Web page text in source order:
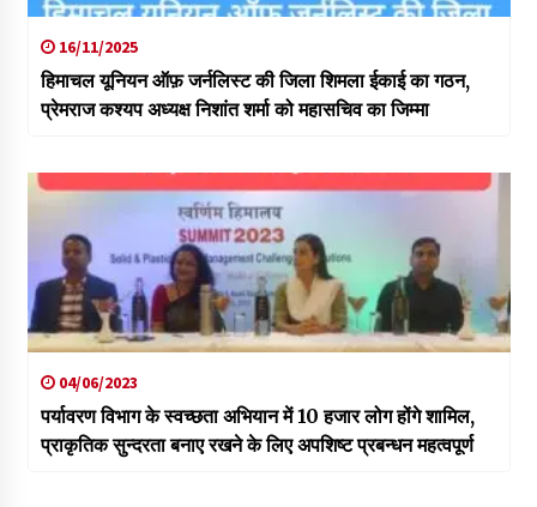
16/11/2025
हिमाचल यूनियन ऑफ़ जर्नलिस्ट की जिला शिमला ईकाई का गठन,
प्रेमराज कश्यप अध्यक्ष निशांत शर्मा को महासचिव का जिम्मा
04/06/2023
पर्यावरण विभाग के स्वच्छता अभियान में 10 हजार लोग होंगे शामिल,
प्राकृतिक सुन्दरता बनाए रखने के लिए अपशिष्ट प्रबन्धन महत्वपूर्ण